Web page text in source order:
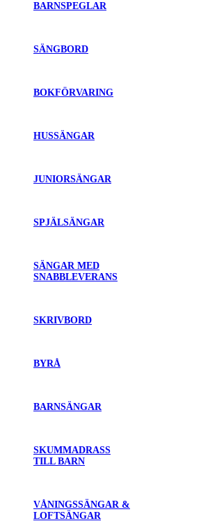
BARNSPEGLAR
SÄNGBORD
BOKFÖRVARING
HUSSÄNGAR
JUNIORSÄNGAR
SPJÄLSÄNGAR
SÄNGAR MED
SNABBLEVERANS
SKRIVBORD
BYRÅ
BARNSÄNGAR
SKUMMADRASS
TILL BARN
VÅNINGSSÄNGAR &
LOFTSÄNGAR